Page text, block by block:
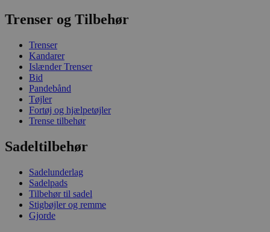
Trenser og Tilbehør
Trenser
Kandarer
Islænder Trenser
Bid
Pandebånd
Tøjler
Fortøj og hjælpetøjler
Trense tilbehør
Sadeltilbehør
Sadelunderlag
Sadelpads
Tilbehør til sadel
Stigbøjler og remme
Gjorde